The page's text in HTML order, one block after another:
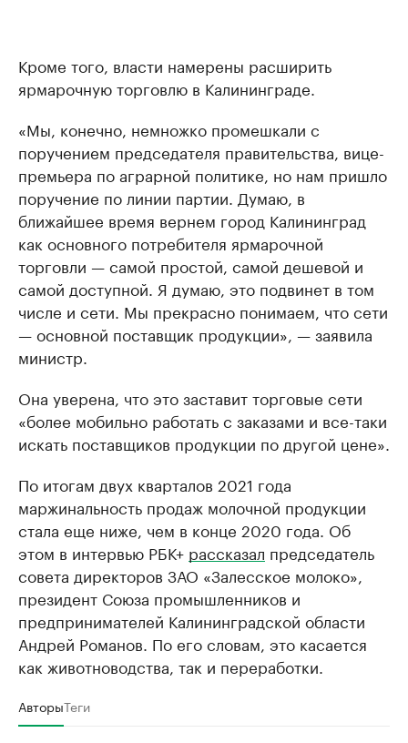
Кроме того, власти намерены расширить
ярмарочную торговлю в Калининграде.
«Мы, конечно, немножко промешкали с
поручением председателя правительства, вице-
премьера по аграрной политике, но нам пришло
поручение по линии партии. Думаю, в
ближайшее время вернем город Калининград
как основного потребителя ярмарочной
торговли — самой простой, самой дешевой и
самой доступной. Я думаю, это подвинет в том
числе и сети. Мы прекрасно понимаем, что сети
— основной поставщик продукции», — заявила
министр.
Она уверена, что это заставит торговые сети
«более мобильно работать с заказами и все-таки
искать поставщиков продукции по другой цене».
По итогам двух кварталов 2021 года
маржинальность продаж молочной продукции
стала еще ниже, чем в конце 2020 года. Об
этом в интервью РБК+ рассказал председатель
совета директоров ЗАО «Залесское молоко»,
президент Союза промышленников и
предпринимателей Калининградской области
Андрей Романов. По его словам, это касается
как животноводства, так и переработки.
АвторыТеги